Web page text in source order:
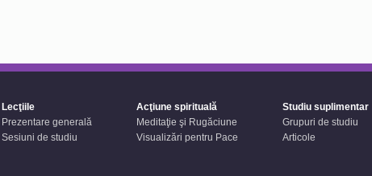
Lecţiile
Prezentare generală
Sesiuni de studiu
Acţiune spirituală
Meditaţie şi Rugăciune
Visualizări pentru Pace
Studiu suplimentar
Grupuri de studiu
Articole